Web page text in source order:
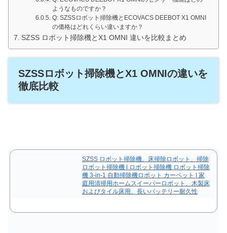
ようなものですか？
Q: SZSSロボット掃除機とECOVACS DEEBOT X1 OMNI
の価格はどれくらい違いますか？
SZSS ロボット掃除機とX1 OMNI 違いを比較まとめ
SZSSロボット掃除機とX1 OMNIの違いを
徹底比較
SZSS ロボット掃除機、床掃除ロボット、掃除
ロボット掃除機 | ロボット掃除機 ロボット掃除
機 3-in-1 自動掃除機ロボット カーペット | 家
庭用清掃用ホームスイーパーロボット、木製床
およびタイル床用、長いバッテリー耐久性